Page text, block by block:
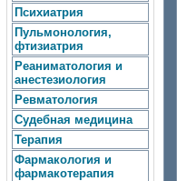
Психиатрия
Пульмонология,
фтизиатрия
Реаниматология и
анестезиология
Ревматология
Судебная медицина
Терапия
Фармакология и
фармакотерапия